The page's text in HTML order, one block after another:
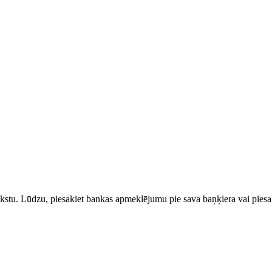
Lūdzu, piesakiet bankas apmeklējumu pie sava baņķiera vai